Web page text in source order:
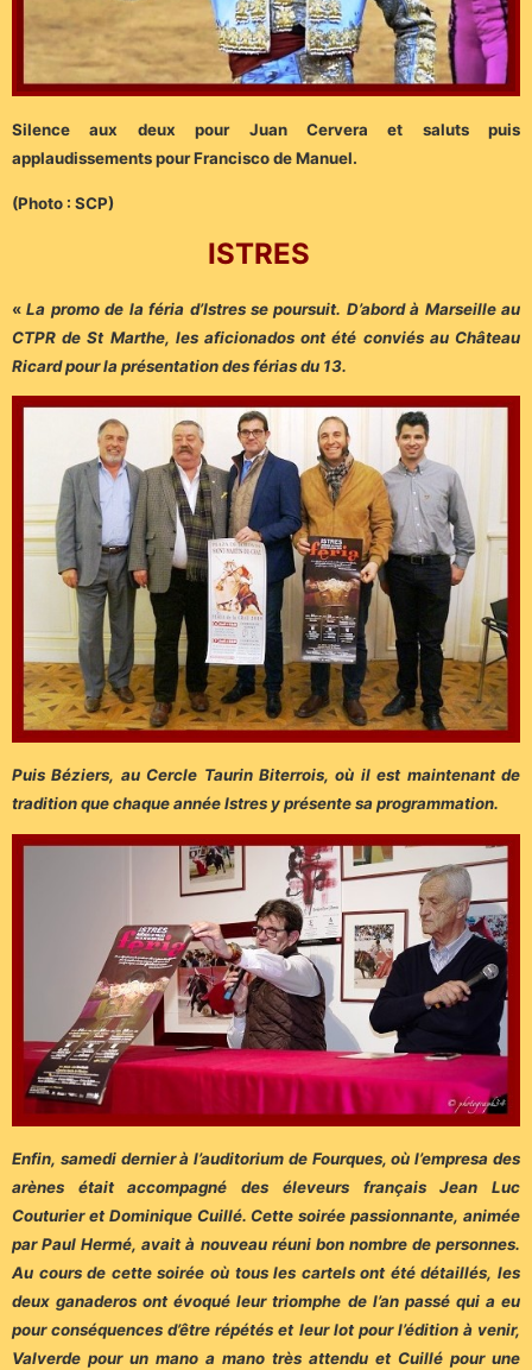
Silence aux deux pour Juan Cervera et saluts puis
applaudissements pour Francisco de Manuel.
(Photo : SCP)
ISTRES
«La promo de la féria d’Istres se poursuit. D’abord à Marseille au
CTPR de St Marthe, les aficionados ont été conviés au Château
Ricard pour la présentation des férias du 13.
Puis Béziers, au Cercle Taurin Biterrois, où il est maintenant de
tradition que chaque année Istres y présente sa programmation.
Enfin, samedi dernier à l’auditorium de Fourques, où l’empresa des
arènes était accompagné des éleveurs français Jean Luc
Couturier et Dominique Cuillé. Cette soirée passionnante, animée
par Paul Hermé, avait à nouveau réuni bon nombre de personnes.
Au cours de cette soirée où tous les cartels ont été détaillés, les
deux ganaderos ont évoqué leur triomphe de l’an passé qui a eu
pour conséquences d’être répétés et leur lot pour l’édition à venir,
Valverde pour un mano a mano très attendu et Cuillé pour une